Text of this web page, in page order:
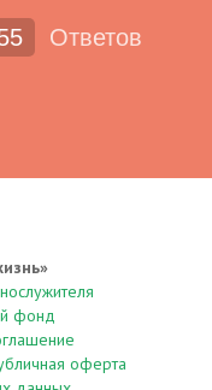
Ответов
фонд
оферта